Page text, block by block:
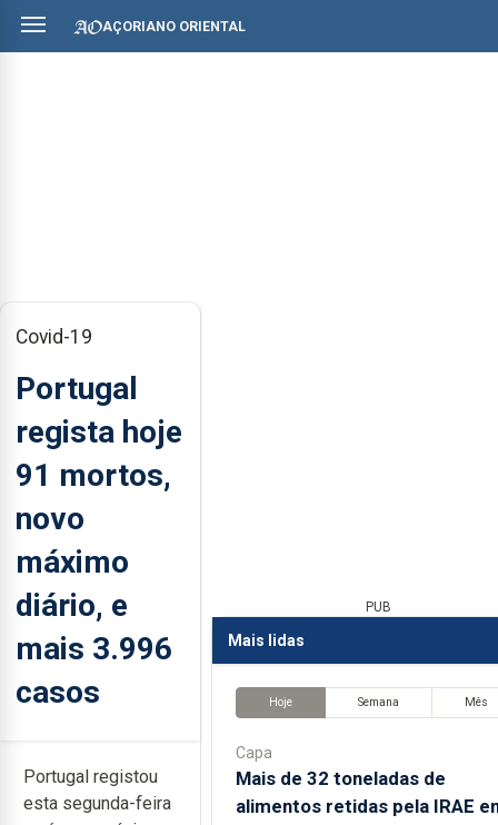
AÇORIANO ORIENTAL
Covid-19
Portugal
regista hoje
91 mortos,
novo
máximo
diário, e
mais 3.996
casos
Portugal registou
esta segunda-feira
PUB
Mais lidas
Hoje Semana Mês
Capa
Mais de 32 toneladas de
alimentos retidas pela IRAE